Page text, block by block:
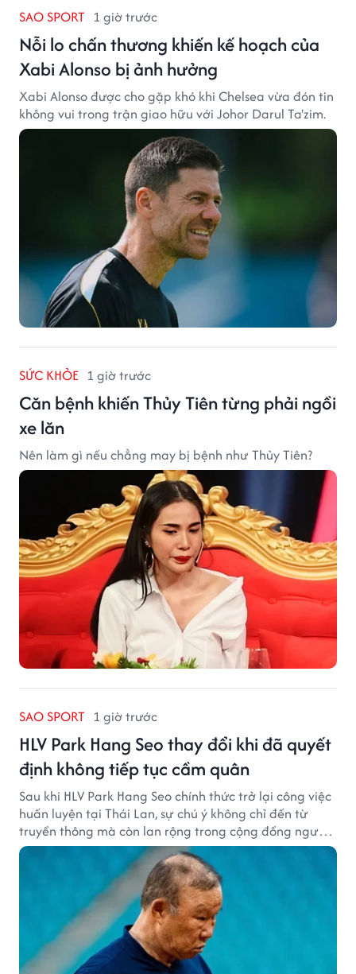
SAO SPORT 1 giờ trước
Nỗi lo chấn thương khiến kế hoạch của
Xabi Alonso bị ảnh hưởng
Xabi Alonso được cho gặp khó khi Chelsea vừa đón tin
không vui trong trận giao hữu với Johor Darul Ta'zim.
SỨC KHỎE 1 giờ trước
Căn bệnh khiến Thủy Tiên từng phải ngồi
xe lăn
Nên làm gì nếu chẳng may bị bệnh như Thủy Tiên?
SAO SPORT 1 giờ trước
HLV Park Hang Seo thay đổi khi đã quyết
định không tiếp tục cầm quân
Sau khi HLV Park Hang Seo chính thức trở lại công việc
huấn luyện tại Thái Lan, sự chú ý không chỉ đến từ
truyền thông mà còn lan rộng trong cộng đồng người
hâm mộ bóng đá nước này.